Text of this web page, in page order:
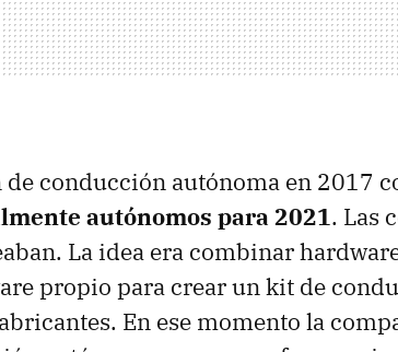
conducción autónoma en 2017
autónomos para 2021. Las
La idea era combinar
propio para crear un kit de
En ese momento la